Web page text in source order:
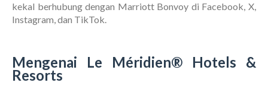
kekal berhubung dengan Marriott Bonvoy di Facebook, X,
Instagram, dan TikTok.
Mengenai Le Méridien® Hotels &
Resorts